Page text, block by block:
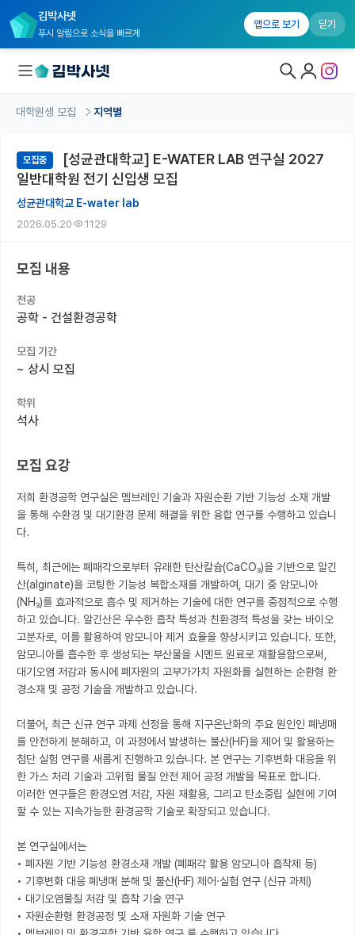
김박사넷
푸시 알림으로 소식을 빠르게
앱으로 보기 닫기
대학원생 모집 홈
기관별 모집 정보
연구실별 모집 정보
전공별 모집 정보
국내대학원 정보
연구실&오픈랩
커리어
반도체 아카데미
대학원생 모집 지역별
모집중
[성균관대학교] E-WATER LAB 연구실 2027
일반대학원 전기 신입생 모집
성균관대학교 E-water lab
2026.05.20 1129
모집 내용
전공
공학 - 건설환경공학
모집 기간
~ 상시 모집
학위
석사
모집 요강
저희 환경공학 연구실은 멤브레인 기술과 자원순환 기반 기능성 소재 개발
을 통해 수환경 및 대기환경 문제 해결을 위한 융합 연구를 수행하고 있습니
다.
특히, 최근에는 폐패각으로부터 유래한 탄산칼슘(CaCO₃)을 기반으로 알긴
산(alginate)을 코팅한 기능성 복합소재를 개발하여, 대기 중 암모니아
(NH₃)를 효과적으로 흡수 및 제거하는 기술에 대한 연구를 중점적으로 수행
하고 있습니다. 알긴산은 우수한 흡착 특성과 친환경적 특성을 갖는 바이오
고분자로, 이를 활용하여 암모니아 제거 효율을 향상시키고 있습니다. 또한,
암모니아를 흡수한 후 생성되는 부산물을 시멘트 원료로 재활용함으로써,
대기오염 저감과 동시에 폐자원의 고부가가치 자원화를 실현하는 순환형 환
경소재 및 공정 기술을 개발하고 있습니다.
더불어, 최근 신규 연구 과제 선정을 통해 지구온난화의 주요 원인인 폐냉매
를 안전하게 분해하고, 이 과정에서 발생하는 불산(HF)을 제어 및 활용하는
첨단 실험 연구를 새롭게 진행하고 있습니다. 본 연구는 기후변화 대응을 위
한 가스 처리 기술과 고위험 물질 안전 제어 공정 개발을 목표로 합니다.
이러한 연구들은 환경오염 저감, 자원 재활용, 그리고 탄소중립 실현에 기여
할 수 있는 지속가능한 환경공학 기술로 확장되고 있습니다.
본 연구실에서는
• 폐자원 기반 기능성 환경소재 개발 (폐패각 활용 암모니아 흡착제 등)
• 기후변화 대응 폐냉매 분해 및 불산(HF) 제어·실험 연구 (신규 과제)
• 대기오염물질 저감 및 흡착 기술 연구
• 자원순환형 환경공정 및 소재 자원화 기술 연구